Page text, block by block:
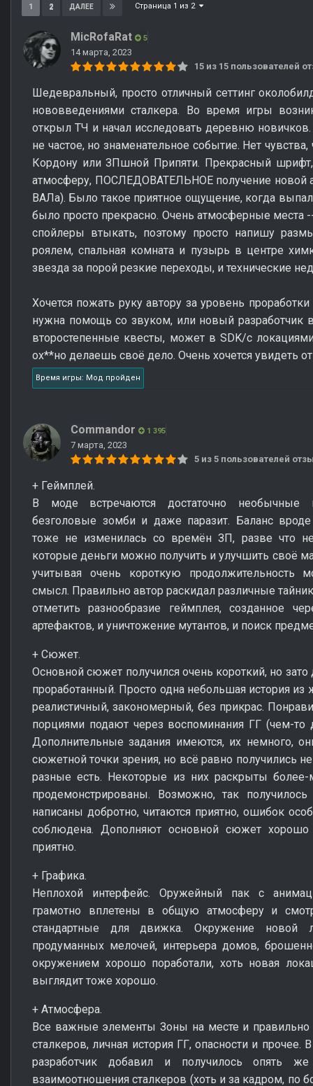
1 2 ДАЛЕЕ Страница 1 из 2
MicRofaRat 5
14 марта, 2023
15 из 15 пользователей
Шедевральный, просто отличный сеттинг
нововведениями сталкера. Во время игры
открыл ТЧ и начал исследовать деревню
не частое, но знаменательное событие. Нет
Кордону или ЗПшной Припяти. Прекрасный
атмосферу, ПОСЛЕДОВАТЕЛЬНОЕ получение новой
ВАЛа). Было такое приятное ощущение, когда
было просто прекрасно. Очень атмосферные
спойлеры втыкать, поэтому просто напишу
роялем, спальная комната и пузырь в центре
звезда за порой резкие переходы, и технические
Хочется пожать руку автору за уровень
нужна помощь со звуком, или новый разработчик
второстепенные квесты, может в SDK/с
ох**но делаешь своё дело. Очень хочется увидеть
Время игры: Мод пройден
Commandor 1 395
7 марта, 2023
5 из 5 пользователей
+ Геймплей.
В моде встречаются достаточно необычные
безголовые зомби и даже паразит. Баланс
тоже не изменилась со времён ЗП, разве что
которые деньги можно получить и улучшить своё
учитывая очень короткую продолжительность
смысл. Правильно автор раскидал различные
отметить разнообразие геймплея, созданное
артефактов, и уничтожение мутантов, и поиск
+ Сюжет.
Основной сюжет получился очень короткий, но
проработанный. Просто одна небольшая история
реалистичный, закономерный, без прикрас.
порциями подают через воспоминания ГГ (чем-
Дополнительные задания имеются, их немного,
сюжетной точки зрения, но всё равно получились
разные есть. Некоторые из них раскрыты
продемонстрированы. Возможно, так
написаны добротно, читаются приятно, ошибок
соблюдена. Дополняют основной сюжет хорошо
приятно.
+ Графика.
Неплохой интерфейс. Оружейный пак с
грамотно вплетены в общую атмосферу и
стандартные для движка. Окружение новой
продуманных мелочей, интерьера домов,
окружением хорошо поработали, хоть новая
выглядит тоже хорошо.
+ Атмосфера.
Все важные элементы Зоны на месте и
сталкеров, личная история ГГ, опасности и
разработчик добавил и получилось опять
взаимоотношения сталкеров (хоть и за кадром, по